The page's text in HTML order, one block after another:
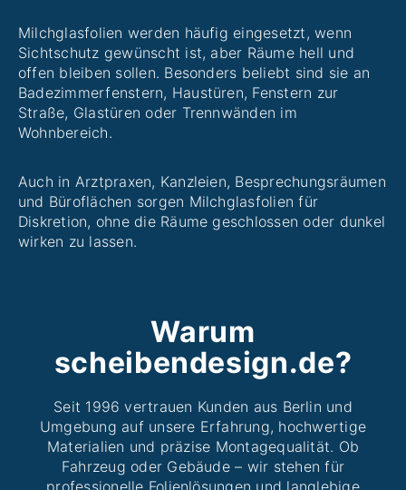
Milchglasfolien werden häufig eingesetzt, wenn
Sichtschutz gewünscht ist, aber Räume hell und
offen bleiben sollen. Besonders beliebt sind sie an
Badezimmerfenstern, Haustüren, Fenstern zur
Straße, Glastüren oder Trennwänden im
Wohnbereich.
Auch in Arztpraxen, Kanzleien, Besprechungsräumen
und Büroflächen sorgen Milchglasfolien für
Diskretion, ohne die Räume geschlossen oder dunkel
wirken zu lassen.
Warum
scheibendesign.de?
Seit 1996 vertrauen Kunden aus Berlin und
Umgebung auf unsere Erfahrung, hochwertige
Materialien und präzise Montagequalität. Ob
Fahrzeug oder Gebäude – wir stehen für
professionelle Folienlösungen und langlebige